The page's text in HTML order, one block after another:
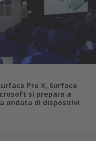
Pro X, Surface
si prepara a
ondata di dispositivi